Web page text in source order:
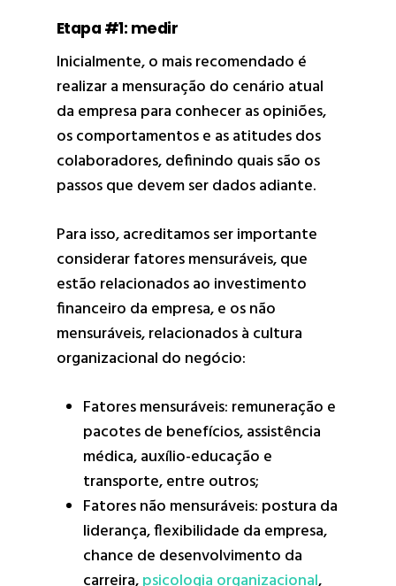
Etapa #1: medir
Inicialmente, o mais recomendado é
realizar a mensuração do cenário atual
da empresa para conhecer as opiniões,
os comportamentos e as atitudes dos
colaboradores, definindo quais são os
passos que devem ser dados adiante.
Para isso, acreditamos ser importante
considerar fatores mensuráveis, que
estão relacionados ao investimento
financeiro da empresa, e os não
mensuráveis, relacionados à cultura
organizacional do negócio:
Fatores mensuráveis: remuneração e
pacotes de benefícios, assistência
médica, auxílio-educação e
transporte, entre outros;
Fatores não mensuráveis: postura da
liderança, flexibilidade da empresa,
chance de desenvolvimento da